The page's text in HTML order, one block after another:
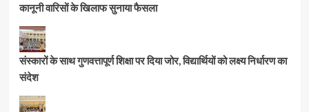
कानूनी वारिसों के खिलाफ सुनाया फैसला
संस्कारों के साथ गुणवत्तापूर्ण शिक्षा पर दिया जोर, विद्यार्थियों को लक्ष्य निर्धारण का
संदेश